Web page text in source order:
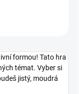
formou! Tato hra
témat. Vyber si
jistý, moudrá